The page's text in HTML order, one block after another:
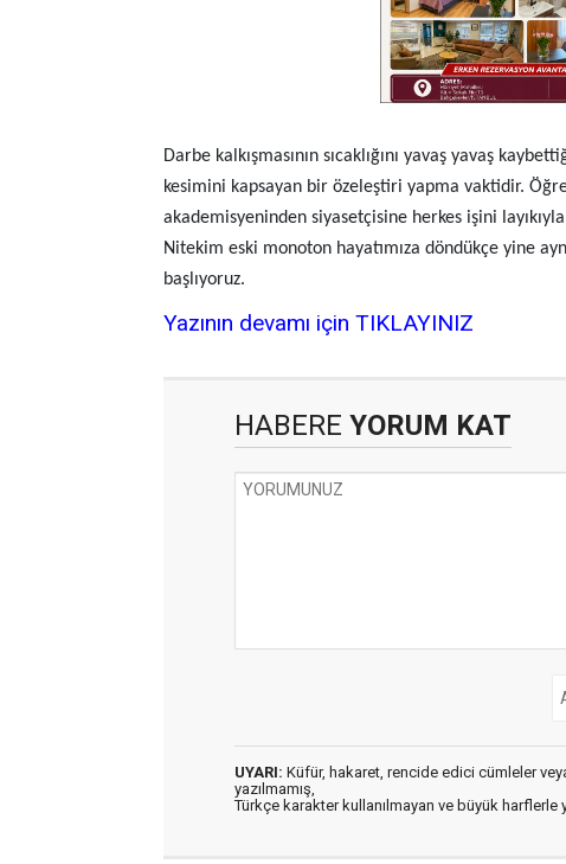
Darbe kalkışmasının sıcaklığını yavaş yavaş
kesimini kapsayan bir özeleştiri yapma vaktidir.
akademisyeninden siyasetçisine herkes işini
Nitekim eski monoton hayatımıza döndükçe yine
başlıyoruz.
Yazının devamı için TIKLAYINIZ
HABERE YORUM KAT
UYARI: Küfür, hakaret, rencide edici cümleler
yazılmamış,
Türkçe karakter kullanılmayan ve büyük harflerle